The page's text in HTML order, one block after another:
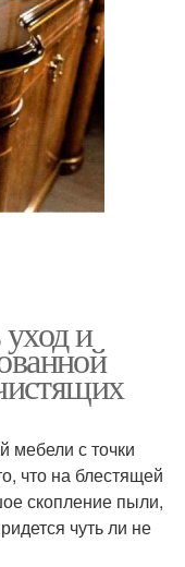
и
мебели с точки
что на блестящей
скопление пыли,
чуть ли не